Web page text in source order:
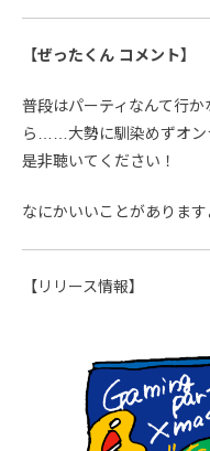
【ぜったくん コメント】
普段はパーティなんて行
ら……大勢に馴染めずオン
是非聴いてください！
なにかいいことがあります
【リリース情報】